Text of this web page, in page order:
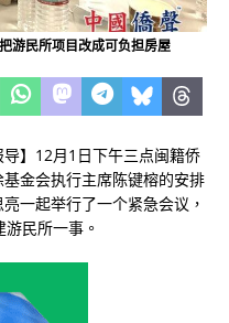
游民所项目改成可负担房屋
导】12月1日下午三点闽籍侨
金会执行主席陈键榕的安排
一起举行了一个紧急会议，
民所一事。